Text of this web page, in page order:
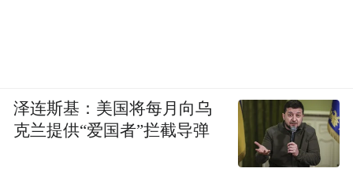
泽连斯基：美国将每月向乌
克兰提供“爱国者”拦截导弹